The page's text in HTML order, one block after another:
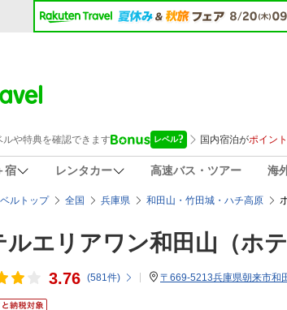
宿 レンタカー 高速バス・ツアー 海
ルトップ 全国 兵庫県 和田山・竹田城・ハチ高原
ルエリアワン和田山（ホ
3.76 (581件) 〒669-5213兵庫県朝来市和